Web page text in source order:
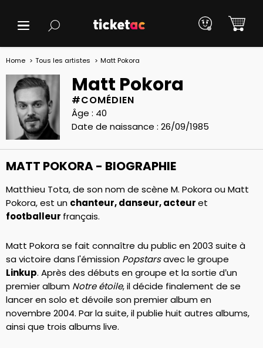
Home Tous les artistes Matt Pokora
Matt Pokora
#COMÉDIEN
Âge : 40
Date de naissance : 26/09/1985
MATT POKORA - BIOGRAPHIE
Matthieu Tota, de son nom de scène M. Pokora ou Matt
Pokora, est un chanteur, danseur, acteuret
footballeur français.
Matt Pokora se fait connaître du public en 2003 suite à
sa victoire dans l'émission Popstarsavec le groupe
Linkup. Après des débuts en groupe et la sortie d’un
premier album Notre étoile, il décide finalement de se
lancer en solo et dévoile son premier album en
novembre 2004. Par la suite, il publie huit autres albums,
ainsi que trois albums live.